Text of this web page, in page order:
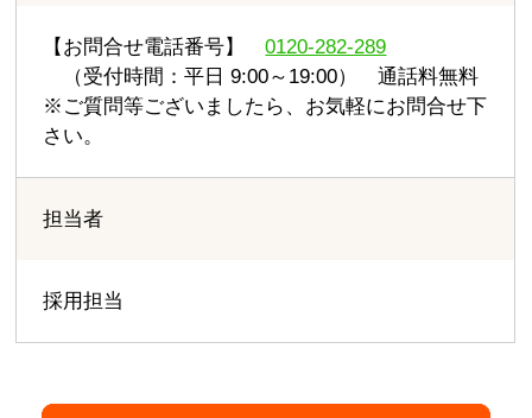
【お問合せ電話番号】0120-282-289
（受付時間：平日 9:00～19:00） 通話料無料
※ご質問等ございましたら、お気軽にお問合せ下
さい。
担当者
採用担当